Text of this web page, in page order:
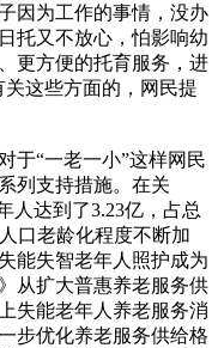
因为工作的事情，没办
托又不放心，怕影响幼
更方便的托育服务，进
这些方面的，网民提
于“一老一小”这样网民
列支持措施。在关
人达到了3.23亿，占总
口老龄化程度不断加
能失智老年人照护成为
从扩大普惠养老服务供
失能老年人养老服务消
步优化养老服务供给格